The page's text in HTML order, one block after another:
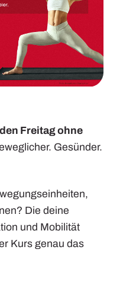
Training
Medical Fitness
Präventionskurse
Bungee Fitness
Wellness
Kursplan
Freitag ohne
Gesünder.
Die deine
und Mobilität
Kurs genau das